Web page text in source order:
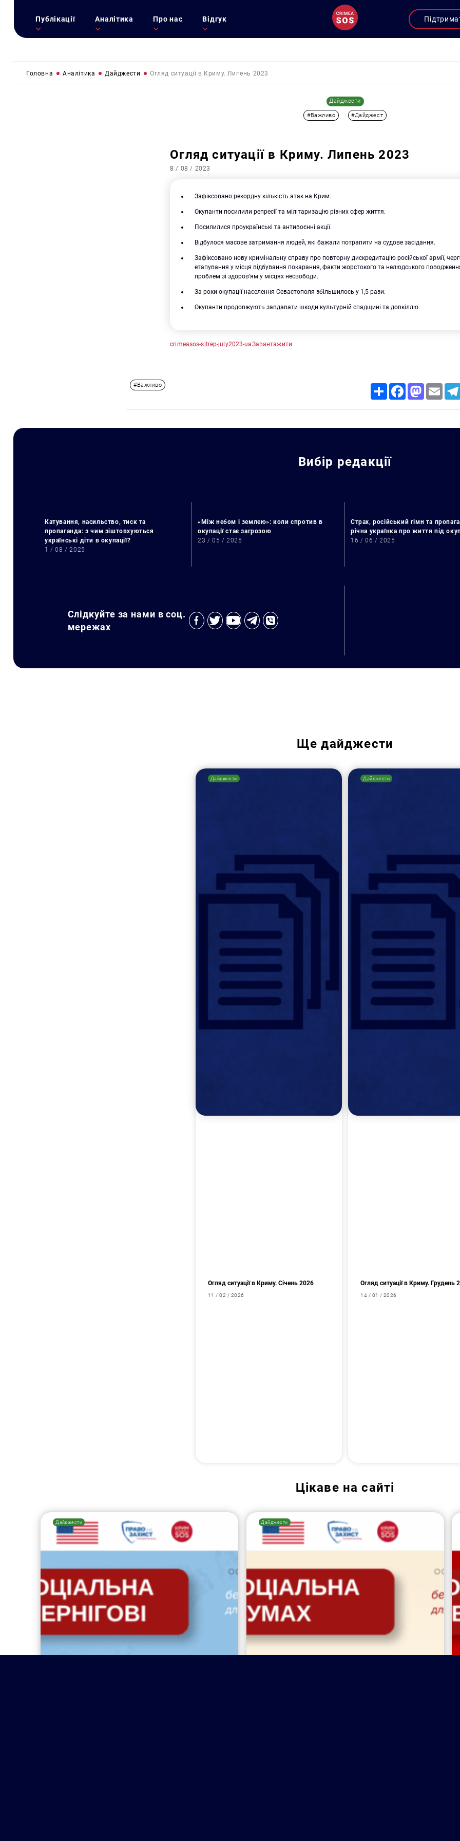
Публікації Аналітика Про нас Відгук
Головна Аналітика Дайджести Огляд ситуації в Криму. Липень 2023
Дайджести
#Важливо #Дайджест
Огляд ситуації в Криму. Липень 2023
8 / 08 / 2023
Зафіксовано рекордну кількість атак на Крим.
Окупанти посилили репресії та мілітаризацію різних сфер життя.
Посилилися проукраїнські та антивоєнні акції.
Відбулося масове затримання людей, які бажали потрапити на судове засідання.
Зафіксовано нову кримінальну справу про повторну дискредитацію російської армії,
етапування у місця відбування покарання, факти жорстокого та нелюдського
проблем зі здоров’ям у місцях несвободи.
За роки окупації населення Севастополя збільшилось у 1,5 рази.
Окупанти продовжують завдавати шкоди культурній спадщині та довкіллю.
crimeasos-sitrep-july2023-uaЗавантажити
#Важливо Share FacebookMastodon
Email
Вибір редакції
Катування, насильство, тиск та
пропаганда: з чим зіштовхуються
українські діти в окупації?
1 / 08 / 2025
«Між небом і землею»: коли спротив в
окупації стає загрозою
23 / 05 / 2025
Страх, російський гімн та
річна українка про життя під
16 / 06 / 2025
Слідкуйте за нами в соц.
мережах
Щедайджести
Дайджести
Огляд ситуації в Криму. Січень 2026
11 / 02 / 2026
Дайджести
Огляд ситуації в Криму. Грудень
14 / 01 / 2026
Цікаве на сайті
Дайджести Дайджести